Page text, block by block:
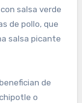
salsa verde
de pollo, que
salsa picante
de
o